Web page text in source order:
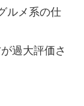
ルメ系の仕
過大評価さ